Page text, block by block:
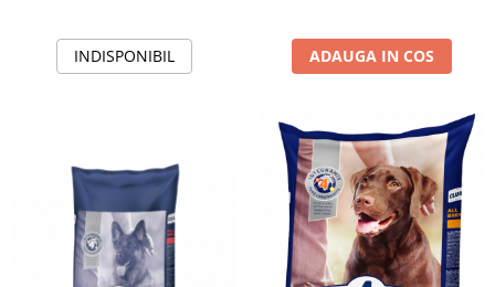
INDISPONIBIL ADAUGA IN COS